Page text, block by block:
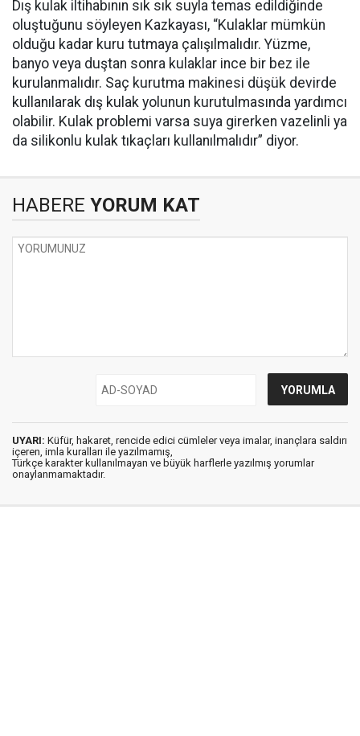
Dış kulak iltihabının sık sık suyla temas edildiğinde
oluştuğunu söyleyen Kazkayası, “Kulaklar mümkün
olduğu kadar kuru tutmaya çalışılmalıdır. Yüzme,
banyo veya duştan sonra kulaklar ince bir bez ile
kurulanmalıdır. Saç kurutma makinesi düşük devirde
kullanılarak dış kulak yolunun kurutulmasında yardımcı
olabilir. Kulak problemi varsa suya girerken vazelinli ya
da silikonlu kulak tıkaçları kullanılmalıdır” diyor.
HABERE YORUM KAT
UYARI: Küfür, hakaret, rencide edici cümleler veya imalar, inançlara saldırı
içeren, imla kuralları ile yazılmamış,
Türkçe karakter kullanılmayan ve büyük harflerle yazılmış yorumlar
onaylanmamaktadır.